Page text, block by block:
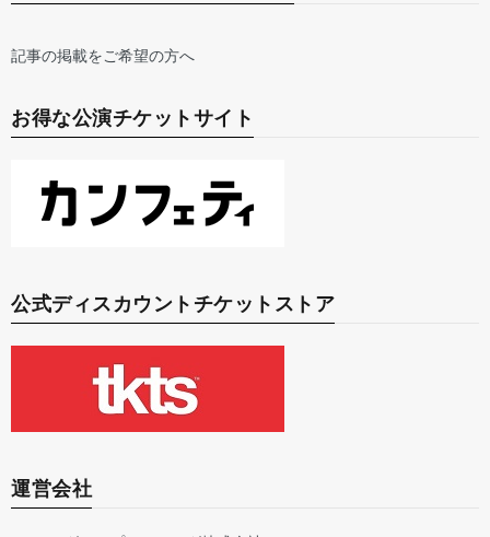
記事の掲載をご希望の方へ
お得な公演チケットサイト
公式ディスカウントチケットストア
運営会社